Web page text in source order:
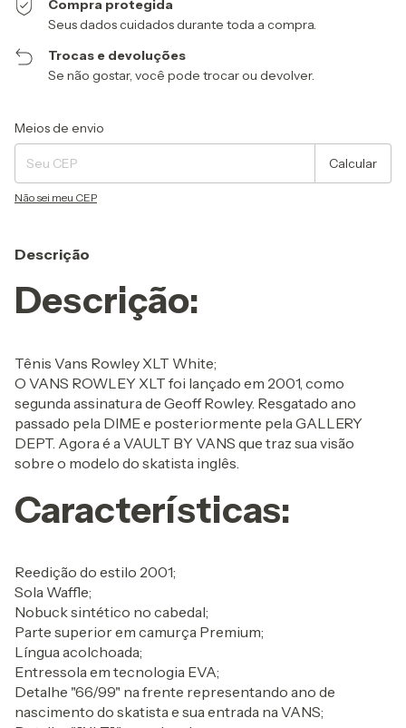
Compra protegida
Seus dados cuidados durante toda a compra.
Trocas e devoluções
Se não gostar, você pode trocar ou devolver.
Entregas para o CEP:
Meios de envio
Calcular
Não sei meu CEP
Descrição
Descrição:
Tênis Vans Rowley XLT White;
O VANS ROWLEY XLT foi lançado em 2001, como
segunda assinatura de Geoff Rowley. Resgatado ano
passado pela DIME e posteriormente pela GALLERY
DEPT. Agora é a VAULT BY VANS que traz sua visão
sobre o modelo do skatista inglês.
Características:
Reedição do estilo 2001;
Sola Waffle;
Nobuck sintético no cabedal;
Parte superior em camurça Premium;
Língua acolchoada;
Entressola em tecnologia EVA;
Detalhe "66/99" na frente representando ano de
nascimento do skatista e sua entrada na VANS;